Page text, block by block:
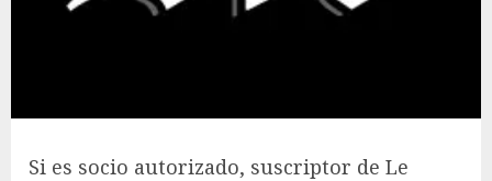
Si es socio autorizado, suscriptor de Le